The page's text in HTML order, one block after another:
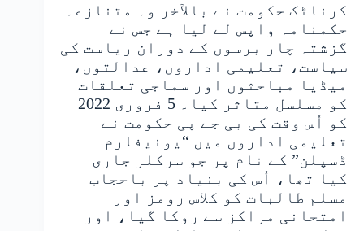
کرناٹک حکومت نے بالآخر وہ متنازعہ
حکمنامہ واپس لے لیا ہے جس نے
گزشتہ چار برسوں کے دوران ریاست کی
سیاست، تعلیمی اداروں، عدالتوں،
میڈیا مباحثوں اور سماجی تعلقات
کو مسلسل متاثر کیا۔ 5 فروری 2022
کو اُس وقت کی بی جے پی حکومت نے
تعلیمی اداروں میں “یونیفارم
ڈسپلن” کے نام پر جو سرکلر جاری
کیا تھا، اُس کی بنیاد پر باحجاب
مسلم طالبات کو کلاس رومز اور
امتحانی مراکز سے روکا گیا، اور